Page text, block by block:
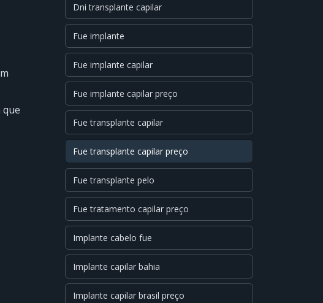
que
Dni transplante capilar
Fue implante
Fue implante capilar
Fue implante capilar preço
Fue transplante capilar
Fue transplante capilar preço
Fue transplante pelo
Fue tratamento capilar preço
Implante cabelo fue
Implante capilar bahia
Implante capilar brasil preço